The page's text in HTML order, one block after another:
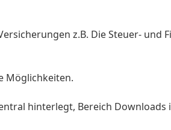
z.B. Die Steuer- und
Möglichkeiten.
hinterlegt, Bereich Downloads